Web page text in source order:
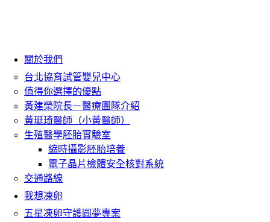
關於我們
台北協育試管嬰兒中心
值得你選擇的優點
黃建榮院長－醫療團隊介紹
黃珽琦醫師（小黃醫師）
生殖醫學胚胎實驗室
縮時攝影胚胎培養
電子晶片檢體安全核對系統
交通路線
我想凍卵
五星凍卵守護圓夢專案